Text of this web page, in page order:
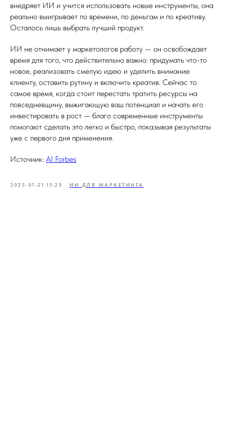
внедряет ИИ и учится использовать новые инструменты, она
реально выигрывает по времени, по деньгам и по креативу.
Осталось лишь выбрать лучший продукт.
ИИ не отнимает у маркетологов работу — он освобождает
время для того, что действительно важно: придумать что-то
новое, реализовать смелую идею и уделить внимание
клиенту, оставить рутину и включить креатив. Сейчас то
самое время, когда стоит перестать тратить ресурсы на
повседневщину, выжигающую ваш потенциал и начать его
инвестировать в рост — благо современные инструменты
помогают сделать это легко и быстро, показывая результаты
уже с первого дня применения.
Источник: AI Forbes
2025-07-21 15:25 ИИ ДЛЯ МАРКЕТИНГА